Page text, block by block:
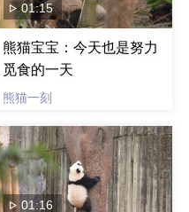
01:15
熊猫宝宝：今天也是努力
觅食的一天
熊猫一刻
01:16